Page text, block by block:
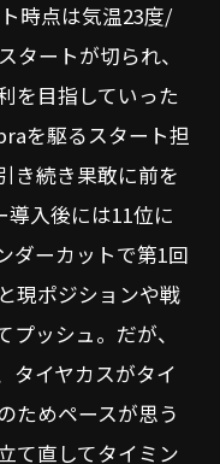
時点は気温23度/
タートが切られ、
を目指していった
を駆るスタート担
き続き果敢に前を
導入後には11位に
ダーカットで第1回
現ポジションや戦
ッシュ。だが、
タイヤカスがタイ
ためペースが思う
て直してタイミン